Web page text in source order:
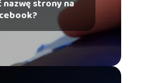
nazwę strony na